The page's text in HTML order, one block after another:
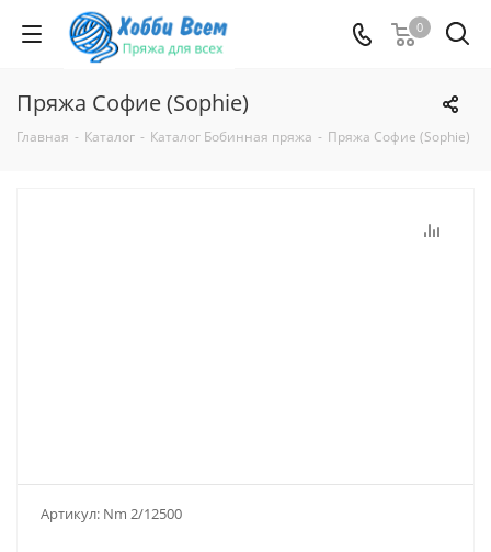
0
Пряжа Софие (Sophie)
Главная - Каталог - Каталог Бобинная пряжа - Пряжа Софие (Sophie)
Артикул: Nm 2/12500